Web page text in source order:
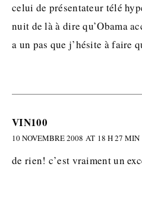
celui de présentateur télé
nuit de là à dire qu’Obama
a un pas que j’hésite à faire
VIN100
10 NOVEMBRE 2008 AT 18 H 27 MIN
de rien! c’est vraiment un